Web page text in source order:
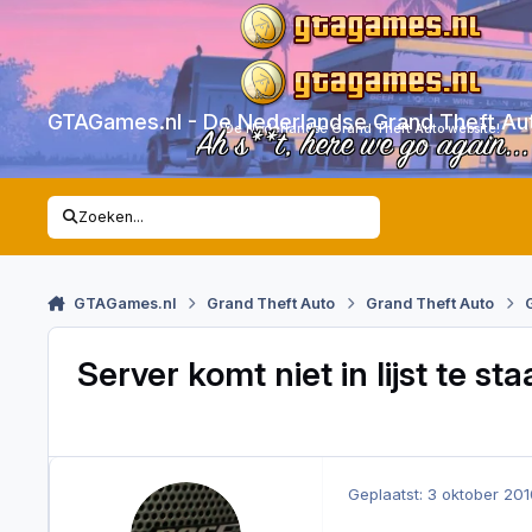
GTAGames.nl - De Nederlandse Grand Theft
De Nederlandse Grand Theft Auto website!
Ah s**t, here we go again...
Zoeken...
GTAGames.nl Grand Theft Auto Grand Theft Auto
Server komt niet in lijst te
Geplaatst: 3 oktober